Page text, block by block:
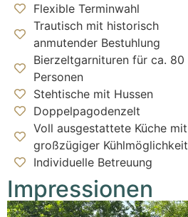
Flexible Terminwahl
Trautisch mit historisch
anmutender Bestuhlung
Bierzeltgarnituren für ca. 80
Personen
Stehtische mit Hussen
Doppelpagodenzelt
Voll ausgestattete Küche mit
großzügiger Kühlmöglichkeit
Individuelle Betreuung
Impressionen